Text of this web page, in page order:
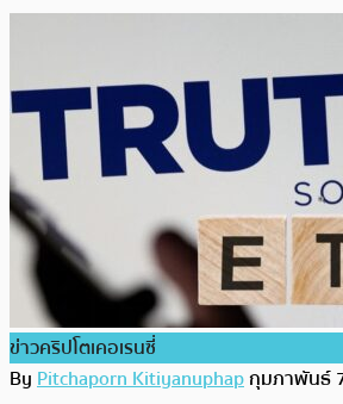
ข่าวคริปโตเคอเรนซี่
ByPitchaporn Kitiyanuphapกุมภาพันธ์